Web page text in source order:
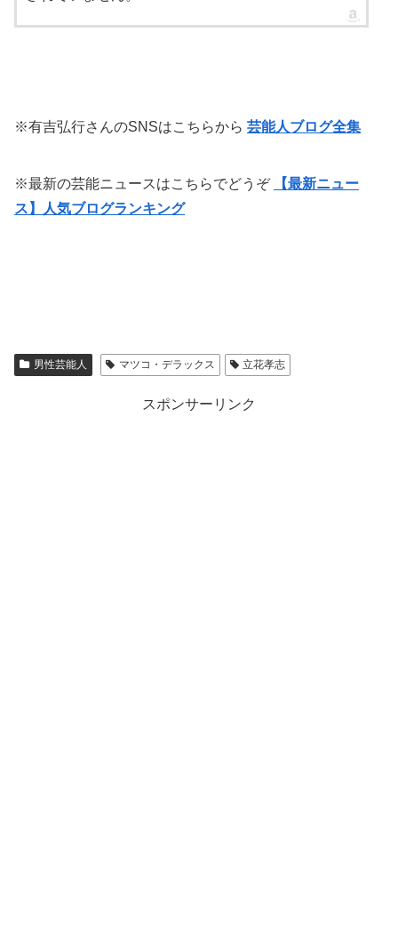
※有吉弘行さんのSNSはこちらから 芸能人ブログ全集
※最新の芸能ニュースはこちらでどうぞ
【最新ニュー
ス】人気ブログランキング
男性芸能人 マツコ・デラックス 立花孝志
スポンサーリンク